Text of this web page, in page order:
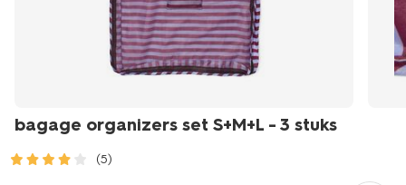
bagage organizers set S+M+L - 3 stuks
(5)